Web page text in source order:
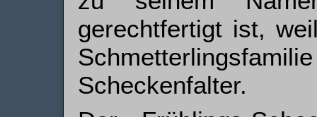
gerechtfertigt ist,
Scheckenfalter.